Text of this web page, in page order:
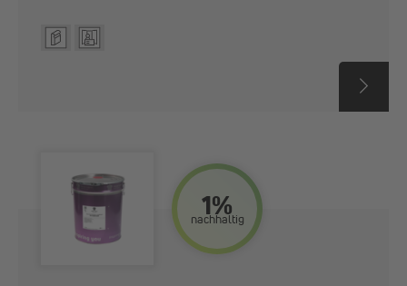
1%
nach­haltig